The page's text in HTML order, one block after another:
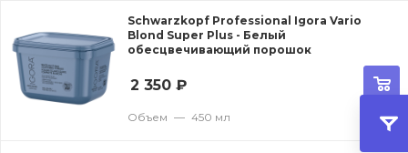
Schwarzkopf Professional Igora Vario
Blond Super Plus - Белый
обесцвечивающий порошок
2 350 ₽
Объем — 450 мл